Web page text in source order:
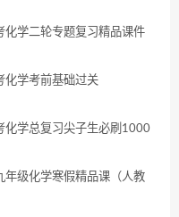
学二轮专题复习精品课件
学考前基础过关
学总复习尖子生必刷1000
级化学寒假精品课（人教